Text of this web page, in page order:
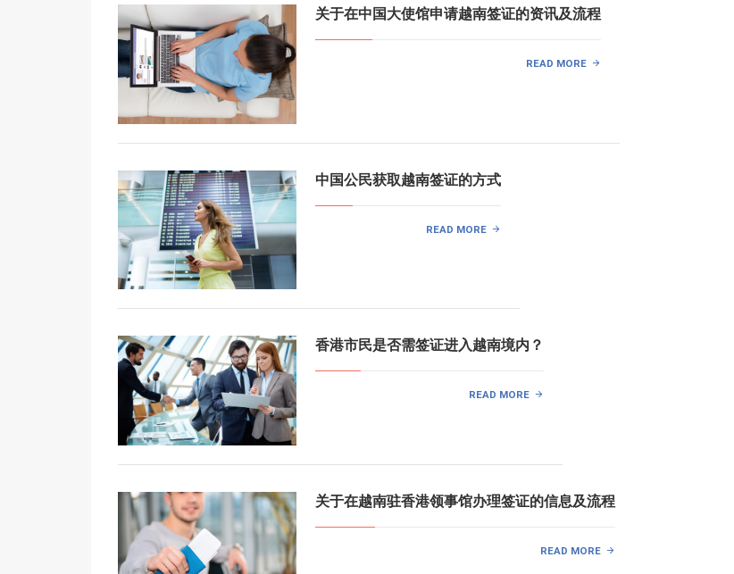
关于在中国大使馆申请越南签证的资讯及流程
READ MORE
中国公民获取越南签证的方式
READ MORE
香港市民是否需签证进入越南境内？
READ MORE
关于在越南驻香港领事馆办理签证的信息及流程
READ MORE